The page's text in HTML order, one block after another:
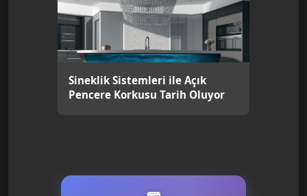
Sineklik Sistemleri ile Açık
Pencere Korkusu Tarih Oluyor